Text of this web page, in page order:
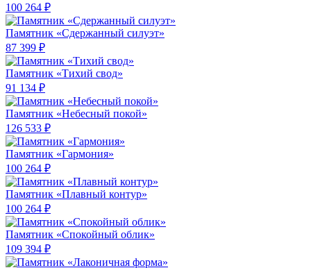
100 264 ₽
Памятник «Сдержанный силуэт»
87 399 ₽
Памятник «Тихий свод»
91 134 ₽
Памятник «Небесный покой»
126 533 ₽
Памятник «Гармония»
100 264 ₽
Памятник «Плавный контур»
100 264 ₽
Памятник «Спокойный облик»
109 394 ₽